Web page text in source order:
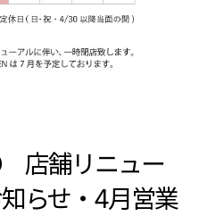
店舗リニュー
らせ・4月営業